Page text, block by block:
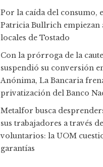
Por la caída del consumo,
Patricia Bullrich empiezan
locales de Tostado
Con la prórroga de la
suspendió su conversión
Anónima, La Bancaria
privatización del Banco
Metalfor busca
sus trabajadores a través
voluntarios: la UOM
garantías